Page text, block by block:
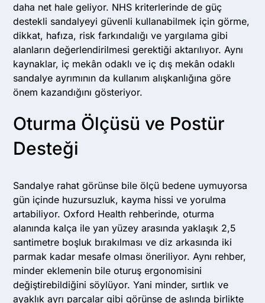
daha net hale geliyor. NHS kriterlerinde de güç
destekli sandalyeyi güvenli kullanabilmek için görme,
dikkat, hafıza, risk farkındalığı ve yargılama gibi
alanların değerlendirilmesi gerektiği aktarılıyor. Aynı
kaynaklar, iç mekân odaklı ve iç dış mekân odaklı
sandalye ayrımının da kullanım alışkanlığına göre
önem kazandığını gösteriyor.
Oturma Ölçüsü ve Postür
Desteği
Sandalye rahat görünse bile ölçü bedene uymuyorsa
gün içinde huzursuzluk, kayma hissi ve yorulma
artabiliyor. Oxford Health rehberinde, oturma
alanında kalça ile yan yüzey arasında yaklaşık 2,5
santimetre boşluk bırakılması ve diz arkasında iki
parmak kadar mesafe olması öneriliyor. Aynı rehber,
minder eklemenin bile oturuş ergonomisini
değiştirebildiğini söylüyor. Yani minder, sırtlık ve
ayaklık ayrı parçalar gibi görünse de aslında birlikte